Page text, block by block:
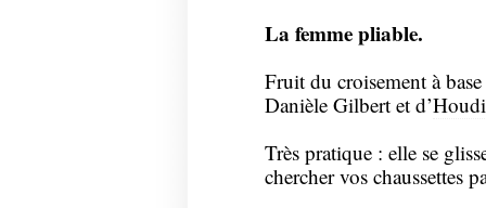
La femme pliable.
Fruit du croisement à
Danièle Gilbert et d’
Très pratique : elle se
chercher vos chaussettes